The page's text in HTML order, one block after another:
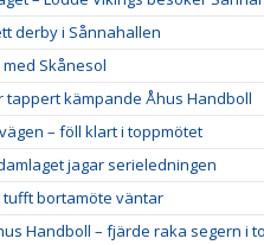
derby i Sånnahallen
Skånesol
kämpande Åhus Handboll
– föll klart i toppmötet
jagar serieledningen
bortamöte väntar
Handboll – fjärde raka segern i